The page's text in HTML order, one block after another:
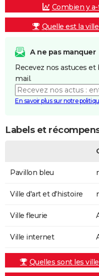
Combien y
Quelle est la
A ne pas manquer
Recevez nos astuces
mail.
En savoir plus sur notre
Labels et
Pavillon bleu
Ville d'art et d'histoire
Ville fleurie
Ville internet
Quelles sont les